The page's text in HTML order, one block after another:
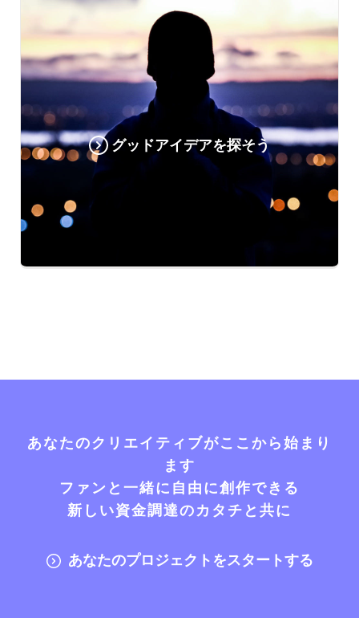
グッドアイデアを探そう
あなたのクリエイティブがここから始まり
ます
ファンと一緒に自由に創作できる
新しい資金調達のカタチと共に
あなたのプロジェクトをスタートする